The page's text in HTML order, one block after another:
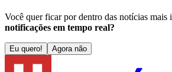
Você quer ficar por dentro das notícias mais
notificações em tempo real?
Eu quero! Agora não